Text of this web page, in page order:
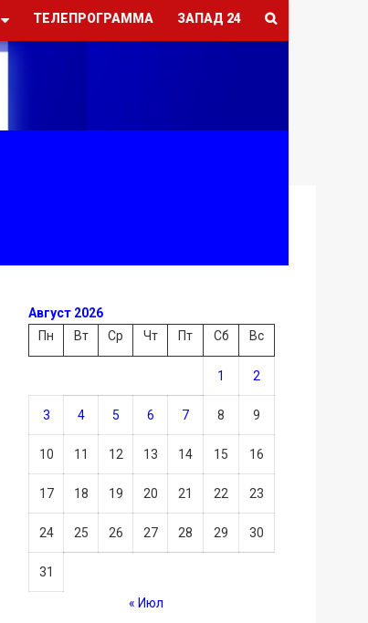
ТЕЛЕПРОГРАММА ЗАПАД 24
Август 2026
Пн
Вт Ср Чт Пт Сб Вс
1 2
3 4 5 6 7 8 9
10 11 12 13 14 15 16
17 18 19 20 21 22 23
24 25 26 27 28 29 30
31
« Июл